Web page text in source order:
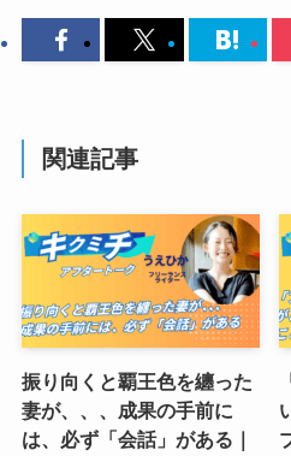
関連記事
振り向くと覇王色を纏った
妻が、、、成果の手前に
は、必ず「会話」がある｜